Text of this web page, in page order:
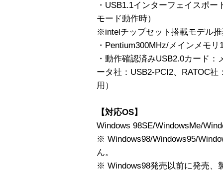
・USB1.1インターフェイスポ
モード動作時）
※intelチップセット搭載モデル
・Pentium300MHz/メインメモリ
・動作確認済みUSB2.0カード
ータ社：USB2-PCI2、RATOC
用）
【対応OS】
Windows 98SE/WindowsMe/
※ Windows98/Windows95/
ん。
※ Windows98発売以前に発売、